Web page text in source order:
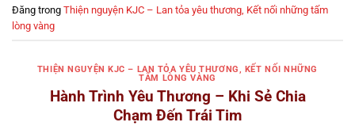
Đăng trong Thiện nguyện KJC – Lan tỏa yêu thương, Kết nối những tấm
lòng vàng
THIỆN NGUYỆN KJC – LAN TỎA YÊU THƯƠNG, KẾT NỐI NHỮNG
TẤM LÒNG VÀNG
Hành Trình Yêu Thương – Khi Sẻ Chia
Chạm Đến Trái Tim